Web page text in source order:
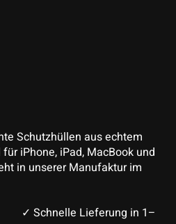
Schutzhüllen aus echtem
iPhone, iPad, MacBook und
in unserer Manufaktur im
✓ Schnelle Lieferung in 1–